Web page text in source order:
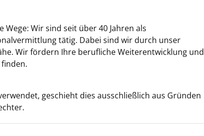
Wir sind seit über 40 Jahren als
tätig. Dabei sind wir durch unser
Wir fördern Ihre berufliche Weiterentwicklung und
geschieht dies ausschließlich aus Gründen